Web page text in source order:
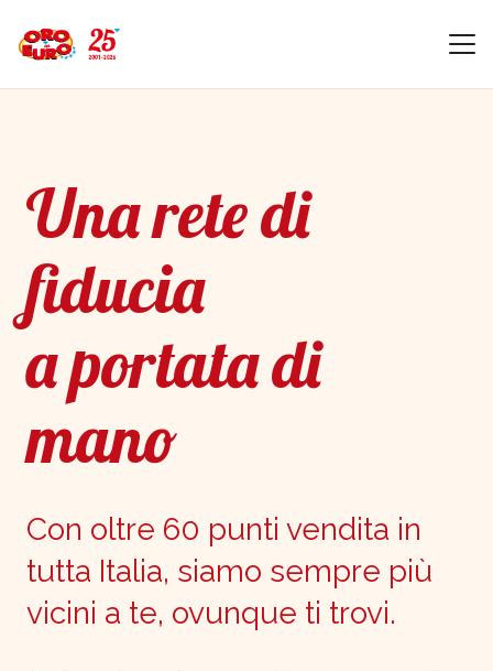
Una rete di
fiducia
a portata di
mano
Con oltre 60 punti vendita in
tutta Italia, siamo sempre più
vicini a te, ovunque ti trovi.